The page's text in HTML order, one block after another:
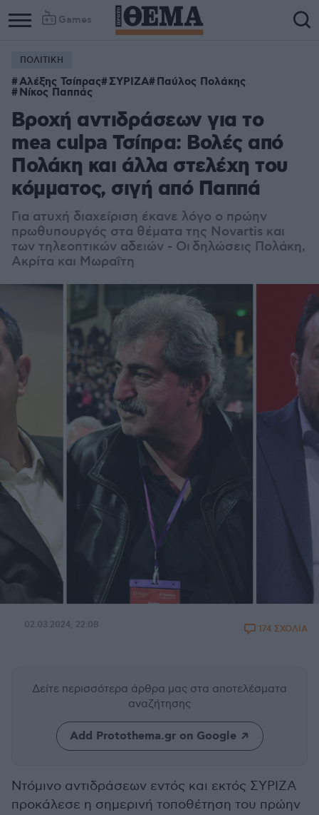
Games
ΠΟΛΙΤΙΚΗ
Αλέξης Τσίπρας ΣΥΡΙΖΑ Παύλος Πολάκης
Νίκος Παππάς
Βροχή αντιδράσεων για το
mea culpa Τσίπρα: Βολές από
Πολάκη και άλλα στελέχη του
κόμματος, σιγή από Παππά
Για ατυχή διαχείριση έκανε λόγο ο πρώην
πρωθυπουργός στα θέματα της Novartis και
των τηλεοπτικών αδειών - Οι δηλώσεις Πολάκη,
Ακρίτα και Μωραΐτη
02.03.2024, 22:08 174 ΣΧΟΛΙΑ
Δείτε περισσότερα άρθρα μας στα αποτελέσματα
αναζήτησης
Add Protothema.gr on Google
Ντόμινο αντιδράσεων εντός και εκτός ΣΥΡΙΖΑ
προκάλεσε η σημερινή τοποθέτηση του πρώην